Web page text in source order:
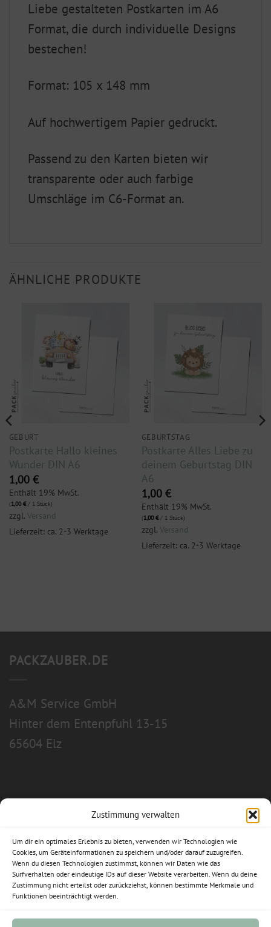
Zustimmung verwalten
Um dir ein optimales Erlebnis zu bieten, verwenden wir Technologien wie
Cookies, um Geräteinformationen zu speichern und/oder darauf zuzugreifen.
Wenn du diesen Technologien zustimmst, können wir Daten wie das
Surfverhalten oder eindeutige IDs auf dieser Website verarbeiten. Wenn du deine
Zustimmung nicht erteilst oder zurückziehst, können bestimmte Merkmale und
Funktionen beeinträchtigt werden.
Liebe gestalteten Postkarten im A6
Format, die durch individuelle Designs
bestechen!
Format: 105 x 148 mm
Auf hochwertigem Papier gedruckt.
Passend zu den Karten bieten wir
transparente oder auch farbige
Umschläge im C6-Format an.
ÄHNLICHE PRODUKTE
GEBURT
Postkarte Hallo kleines
Wunder DIN A6
1,00 €
Enthält 19% MwSt.
(1,00€/ 1 Stück)
zzgl. Versand
Lieferzeit: ca. 2-3 Werktage
GEBURTSTAG
Postkarte Alles Liebe zu
deinem Geburtstag DIN
A6
1,00 €
Enthält 19% MwSt.
(1,00€/ 1 Stück)
zzgl. Versand
Lieferzeit: ca. 2-3 Werktage
PACKZAUBER.DE
A&M Service GmbH
Hinter dem Entenpfuhl 13-15
65604 Elz
Allgemeine Geschäftsbedingungen
Impressum
Datenschutzerklärung
Widerrufsbelehrung